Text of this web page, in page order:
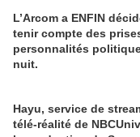
L’Arcom a ENFIN
tenir compte des
personnalités
nuit.
Hayu, service de
télé-réalité de